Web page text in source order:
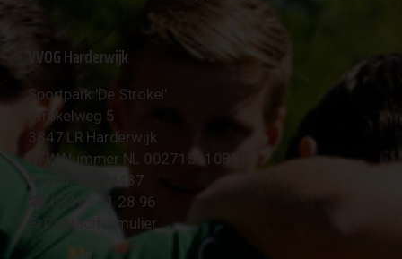
VVOG Harderwijk
Sportpark 'De Strokel'
Strokelweg 5
3847 LR Harderwijk
BTW Nummer NL 002715910B01
KvK Nr 40094437
☎︎ 0341 - 41 28 96
✉︎ Contactformulier